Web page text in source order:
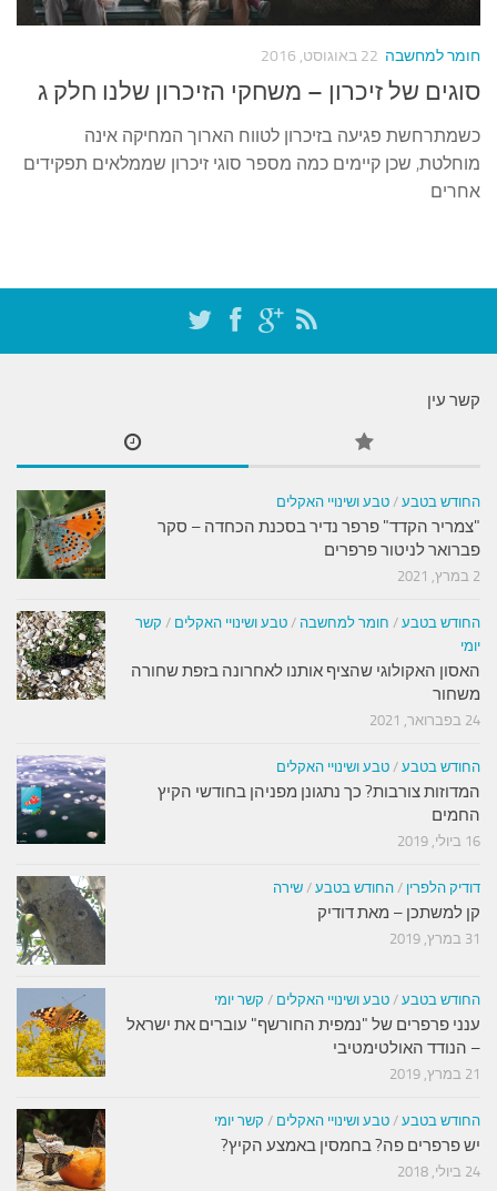
סבתא מספרת
נווה הבלוגים
פינת הנכד
כתבו אלינו
חומר למחשבה 22 באוגוסט, 2016
סוגים של זיכרון – משחקי הזיכרון שלנו חלק ג
כשמתרחשת פגיעה בזיכרון לטווח הארוך המחיקה אינה
מוחלטת, שכן קיימים כמה מספר סוגי זיכרון שממלאים תפקידים
אחרים
קשר עין
החודש בטבע / טבע ושינויי האקלים
"צמריר הקדד" פרפר נדיר בסכנת הכחדה – סקר
פברואר לניטור פרפרים
2 במרץ, 2021
החודש בטבע / חומר למחשבה / טבע ושינויי האקלים / קשר
יומי
האסון האקולוגי שהציף אותנו לאחרונה בזפת שחורה
משחור
24 בפברואר, 2021
החודש בטבע / טבע ושינויי האקלים
המדוזות צורבות? כך נתגונן מפניהן בחודשי הקיץ
החמים
16 ביולי, 2019
דודיק הלפרין / החודש בטבע / שירה
קן למשתכן – מאת דודיק
31 במרץ, 2019
החודש בטבע / טבע ושינויי האקלים / קשר יומי
ענני פרפרים של "נמפית החורשף" עוברים את ישראל
– הנודד האולטימטיבי
21 במרץ, 2019
החודש בטבע / טבע ושינויי האקלים / קשר יומי
יש פרפרים פה? בחמסין באמצע הקיץ?
24 ביולי, 2018